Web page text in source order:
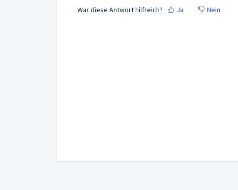
War diese Antwort hilfreich? Ja Nein